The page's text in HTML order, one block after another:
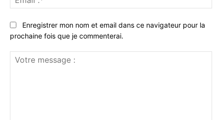
:*
Enregistrer mon nom et email dans ce navigateur pour la
prochaine fois que je commenterai.